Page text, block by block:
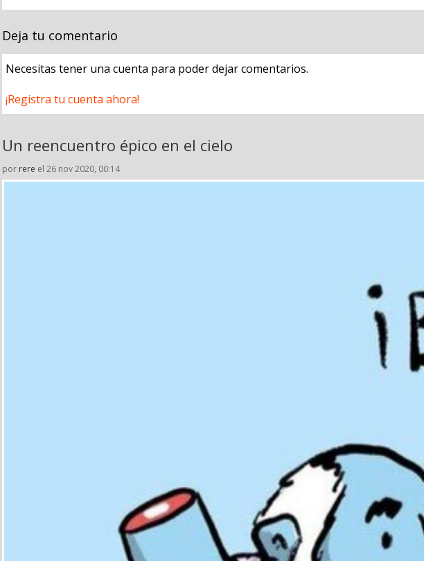
Deja tu comentario
Necesitas tener una cuenta para poder dejar comentarios.
¡Registra tu cuenta ahora!
Un reencuentro épico en el cielo
por rere el 26 nov 2020, 00:14